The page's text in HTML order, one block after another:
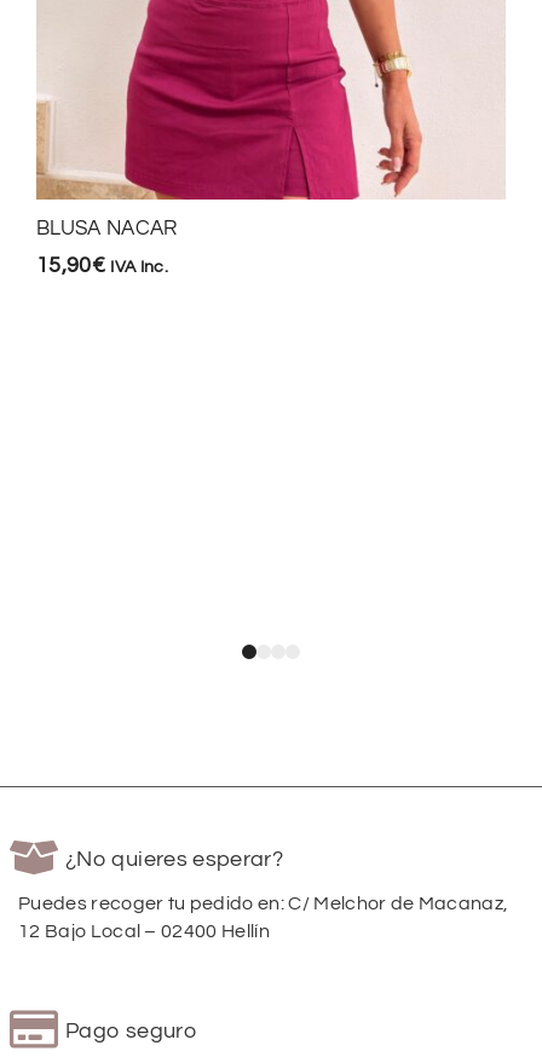
BLUSA NACAR
15,90€ IVA Inc.
¿No quieres esperar?
Puedes recoger tu pedido en: C/ Melchor de Macanaz,
12 Bajo Local – 02400 Hellín
Pago seguro